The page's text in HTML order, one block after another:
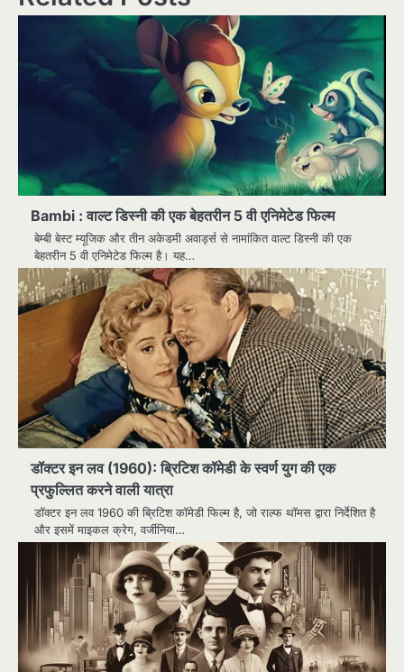
Bambi : वाल्ट डिस्नी की एक बेहतरीन 5 वी एनिमेटेड फिल्म
बेम्बी बेस्ट म्यूजिक और तीन अकेडमी अवार्ड्स से नामांकित वाल्ट डिस्नी की एक
बेहतरीन 5 वी एनिमेटेड फिल्म है। यह…
डॉक्टर इन लव (1960): ब्रिटिश कॉमेडी के स्वर्ण युग की एक
प्रफुल्लित करने वाली यात्रा
डॉक्टर इन लव 1960 की ब्रिटिश कॉमेडी फिल्म है, जो राल्फ थॉमस द्वारा निर्देशित है
और इसमें माइकल क्रेग, वर्जीनिया…